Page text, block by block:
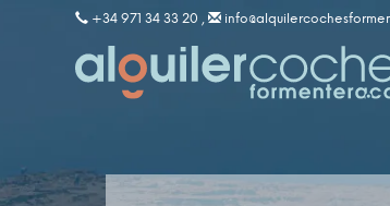
+34 971 34 33 20 ,